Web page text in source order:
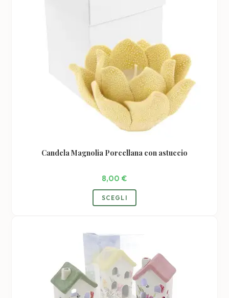
Candela Magnolia Porcellana con astuccio
8,00 €
SCEGLI
Questo
ha
scelte
nella
pagina
del
prodotto